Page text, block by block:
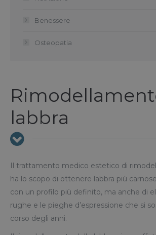
Benessere
Osteopatia
labbra
Il trattamento medico estetico di
ha lo scopo di ottenere labbra più
con un profilo più definito, ma anche di
rughe e le pieghe d’espressione che si
corso degli anni.